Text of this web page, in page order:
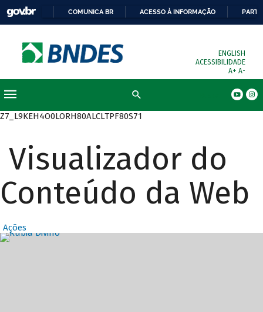
COMUNICA BR ACESSO À INFORMAÇÃO
ENGLISH
ACESSIBILIDADE
A+ A-
Z7_L9KEH4O0LORH80ALCLTPF80S71
Visualizador do
Conteúdo da Web
Ações
Destaques